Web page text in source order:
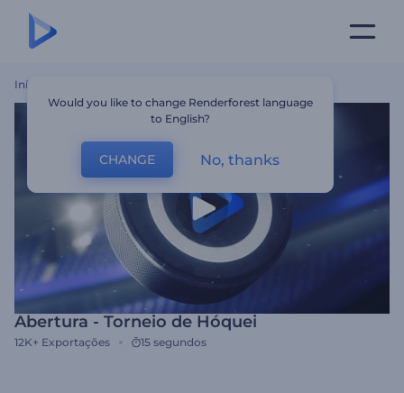
Início
Abertura - Torneio de Hóquei
12K+ Exportações 15 segundos
Would you like to change Renderforest language
to English?
CHANGE No, thanks